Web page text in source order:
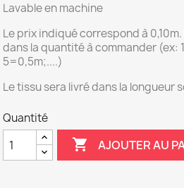
Lavable en machine
Le prix indiqué correspond à
dans la quantité à commander
5=0,5m;....)
Le tissu sera livré dans la longueur
Quantité
 AJOUTER AU